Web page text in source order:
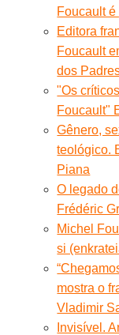
Foucault
Editora
Foucault
dos
"Os
Foucault"
Gênero,
teológico.
Piana
O legado
Frédéric
Michel
si
mostra o
Vladimir
Invisível.